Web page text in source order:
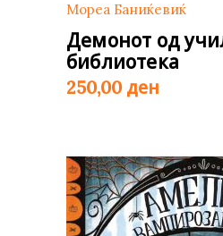
Мореа Баниќевиќ
Демонот од
библиотека
250,00 ден